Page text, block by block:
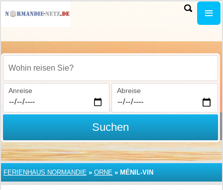
Wohin reisen Sie?
Anreise Abreise
Suchen
FERIENHAUS NORMANDIE » ORNE » MÉNIL-VIN